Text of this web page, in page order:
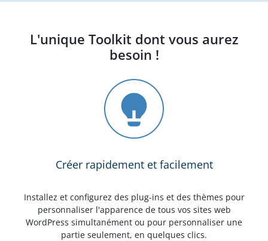
L'unique Toolkit dont vous aurez
besoin !
Créer rapidement et facilement
Installez et configurez des plug-ins et des thèmes pour
personnaliser l'apparence de tous vos sites web
WordPress simultanément ou pour personnaliser une
partie seulement, en quelques clics.